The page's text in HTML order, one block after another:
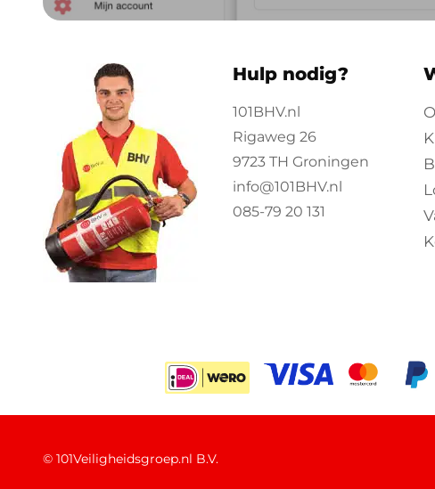
Hulp nodig?
101BHV.nl
Rigaweg 26
9723 TH Groningen
info@101BHV.nl
085-79 20 131
© 101Veiligheidsgroep.nl B.V.